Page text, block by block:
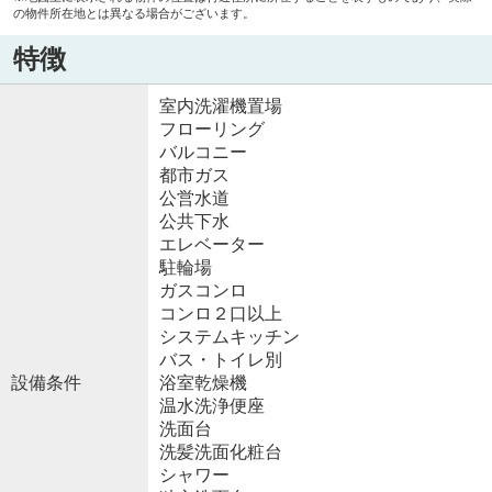
の物件所在地とは異なる場合がございます。
特徴
設備条件
室内洗濯機置場
フローリング
バルコニー
都市ガス
公営水道
公共下水
エレベーター
駐輪場
ガスコンロ
コンロ２口以上
システムキッチン
バス・トイレ別
浴室乾燥機
温水洗浄便座
洗面台
洗髪洗面化粧台
シャワー